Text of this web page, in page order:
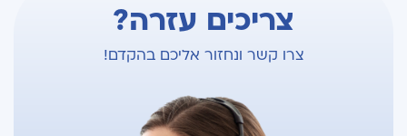
צריכים עזרה?
צרו קשר ונחזור אליכם בהקדם!